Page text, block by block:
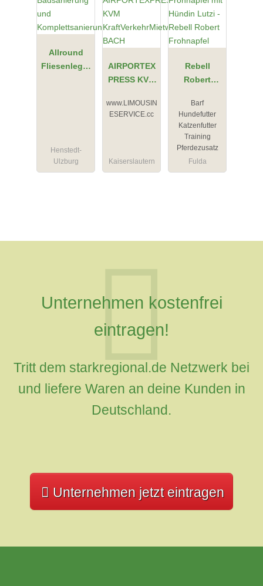
Allround
Fliesenleger
Henstedt-
Ulzburg
AIRPORTEX
PRESS KVM
Mietwagen
BACH
www.LIMOUSIN
ESERVICE.cc
Kaiserslautern
Rebell
Robert
Barf
Hundefutter
Katzenfutter
Training
Pferdezusatz
Fulda
Unternehmen kostenfrei
eintragen!
Tritt dem starkregional.de Netzwerk bei
und liefere Waren an deine Kunden in
Deutschland.
Unternehmen jetzt eintragen